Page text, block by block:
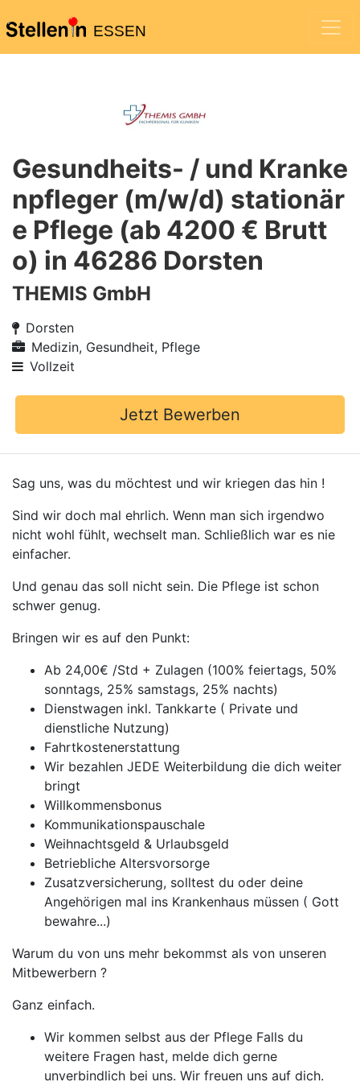
ESSEN
Gesundheits- / und Kranke
npfleger (m/w/d) stationär
e Pflege (ab 4200 € Brutt
o) in 46286 Dorsten
THEMIS GmbH
Dorsten
Medizin, Gesundheit, Pflege
Vollzeit
Jetzt Bewerben
Sag uns, was du möchtest und wir kriegen das hin !
Sind wir doch mal ehrlich. Wenn man sich irgendwo
nicht wohl fühlt, wechselt man. Schließlich war es nie
einfacher.
Und genau das soll nicht sein. Die Pflege ist schon
schwer genug.
Bringen wir es auf den Punkt:
Ab 24,00€ /Std + Zulagen (100% feiertags, 50%
sonntags, 25% samstags, 25% nachts)
Dienstwagen inkl. Tankkarte ( Private und
dienstliche Nutzung)
Fahrtkostenerstattung
Wir bezahlen JEDE Weiterbildung die dich weiter
bringt
Willkommensbonus
Kommunikationspauschale
Weihnachtsgeld & Urlaubsgeld
Betriebliche Altersvorsorge
Zusatzversicherung, solltest du oder deine
Angehörigen mal ins Krankenhaus müssen ( Gott
bewahre...)
Warum du von uns mehr bekommst als von unseren
Mitbewerbern ?
Ganz einfach.
Wir kommen selbst aus der Pflege Falls du
weitere Fragen hast, melde dich gerne
unverbindlich bei uns. Wir freuen uns auf dich.